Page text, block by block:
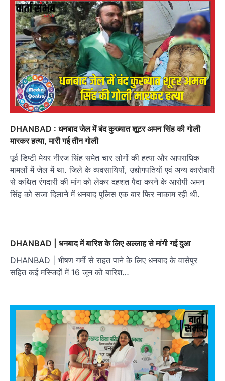
DHANBAD : धनबाद जेल में बंद कुख्‍यात शूटर अमन सिंह की गोली
मारकर हत्या, मारी गई तीन गोली
पूर्व डिप्टी मेयर नीरज सिंह समेत चार लोगों की हत्या और आपराधिक
मामलों में जेल में था. जिले के व्यवसायियों, उद्योगपतियों एवं अन्य कारोबारी
से कथित रंगदारी की मांग को लेकर दहशत पैदा करने के आरोपी अमन
सिंह को सजा दिलाने में धनबाद पुलिस एक बार फिर नाकाम रही थी.
DHANBAD | धनबाद में बारिश के लिए अल्लाह से मांगी गई दुआ
DHANBAD | भीषण गर्मी से राहत पाने के लिए धनबाद के वासेपुर
सहित कई मस्जिदों में 16 जून को बारिश…